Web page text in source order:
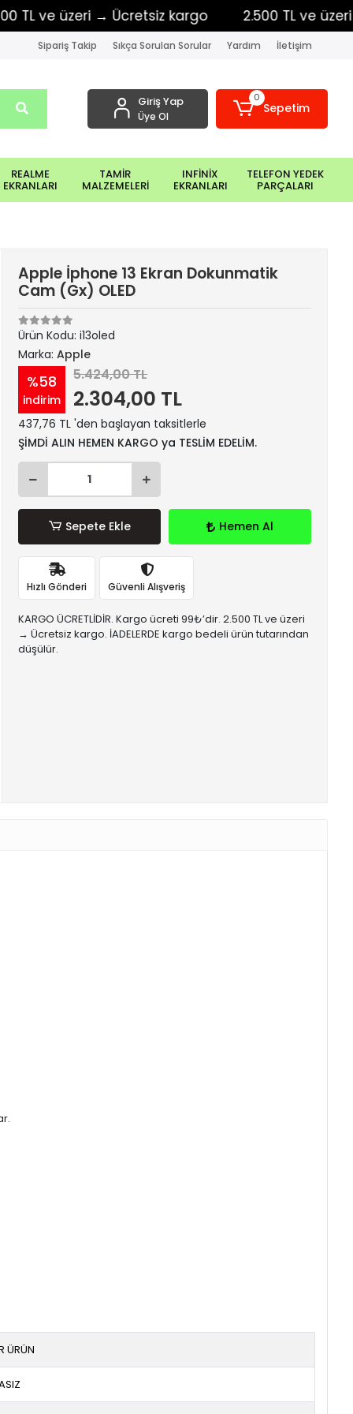
ve üzeri → Ücretsiz kargo 2.500 TL ve üzeri →
Sipariş Takip Sıkça Sorulan Sorular Yardım İletişim
Giriş Yap
Üye Ol
0
Sepetim
REALME
EKRANLARI
TAMİR
MALZEMELERİ
INFİNİX
EKRANLARI
TELEFON YEDEK
PARÇALARI
Apple İphone 13 Ekran Dokunmatik
Cam (Gx) OLED
Ürün Kodu:i13oled
Marka:Apple
%58
indirim
5.424,00 TL
2.304,00 TL
437,76 TL 'den başlayan taksitlerle
ŞİMDİ ALIN HEMEN KARGO ya TESLİM EDELİM.
Sepete Ekle Hemen Al
Hızlı Gönderi Güvenli Alışveriş
KARGO ÜCRETLİDİR. Kargo ücreti 99₺’dir. 2.500 TL ve üzeri
→ Ücretsiz kargo. İADELERDE kargo bedeli ürün tutarından
düşülür.
ÜRÜN